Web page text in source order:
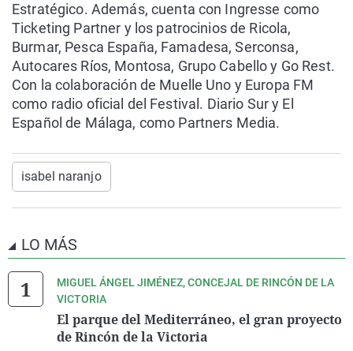
Estratégico. Además, cuenta con Ingresse como
Ticketing Partner y los patrocinios de Ricola,
Burmar, Pesca España, Famadesa, Serconsa,
Autocares Ríos, Montosa, Grupo Cabello y Go Rest.
Con la colaboración de Muelle Uno y Europa FM
como radio oficial del Festival. Diario Sur y El
Español de Málaga, como Partners Media.
isabel naranjo
LO MÁS
MIGUEL ÁNGEL JIMÉNEZ, CONCEJAL DE RINCÓN DE LA
VICTORIA
El parque del Mediterráneo, el gran proyecto
de Rincón de la Victoria